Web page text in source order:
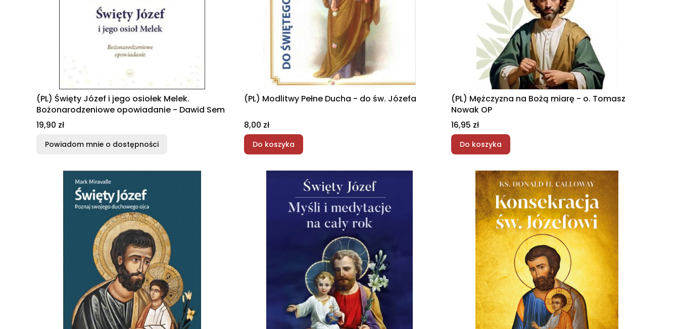
(PL) Święty Józef i jego osiołek Melek.
Bożonarodzeniowe opowiadanie - Dawid Sem
Cena
19,90 zł
Powiadom mnie o dostępności
(PL) Modlitwy Pełne Ducha - do św. Józefa
Cena
8,00 zł
Do koszyka
(PL) Mężczyzna na Bożą miarę - o. Tomasz
Nowak OP
Cena
16,95 zł
Do koszyka